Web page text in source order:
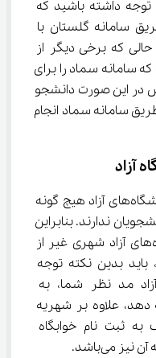
داشته باشید که
از طریق سامانه گلستان با
که برخی دیگر از
که سامانه سماد را برای
در این صورت دانشجو
سامانه سماد انجام
آزاد
لازم به ذکر است که بسیاری از دانشگاه‌های آزاد هیچ گونه
ندارند. بنابراین
اگر قصد انتخاب رشته در دانشگاه‌های آزاد شهری غیر از
بدین نکته توجه
مد نظر شما، به
دهد، علاوه بر شهریه
ثبت نام خوابگاه
می‌باشد.